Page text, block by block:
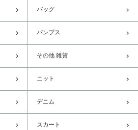
バッグ
パンプス
その他 雑貨
ニット
デニム
スカート